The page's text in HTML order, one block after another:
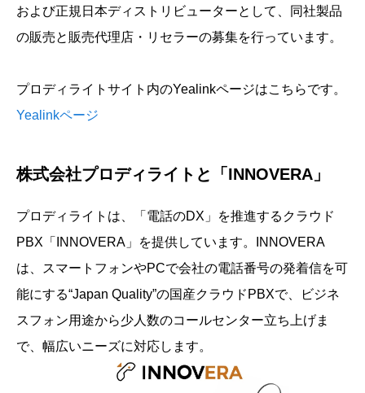
および正規日本ディストリビューターとして、同社製品
の販売と販売代理店・リセラーの募集を行っています。
プロディライトサイト内のYealinkページはこちらです。
Yealinkページ
株式会社プロディライトと「INNOVERA」
プロディライトは、「電話のDX」を推進するクラウド
PBX「INNOVERA」を提供しています。INNOVERA
は、スマートフォンやPCで会社の電話番号の発着信を可
能にする“Japan Quality”の国産クラウドPBXで、ビジネ
スフォン用途から少人数のコールセンター立ち上げま
で、幅広いニーズに対応します。